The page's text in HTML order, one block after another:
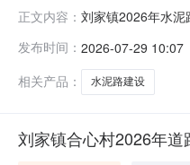
正文内容： 刘家镇2026年水
维修预制板厂46号
发布时间： 2026-07-29 10:07
相关产品：
水泥路建设
刘家镇合心村2026年